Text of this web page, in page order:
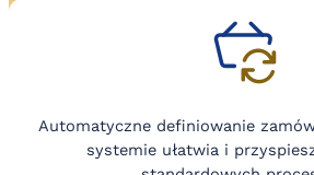
Automatyczne definiowanie
systemie ułatwia i